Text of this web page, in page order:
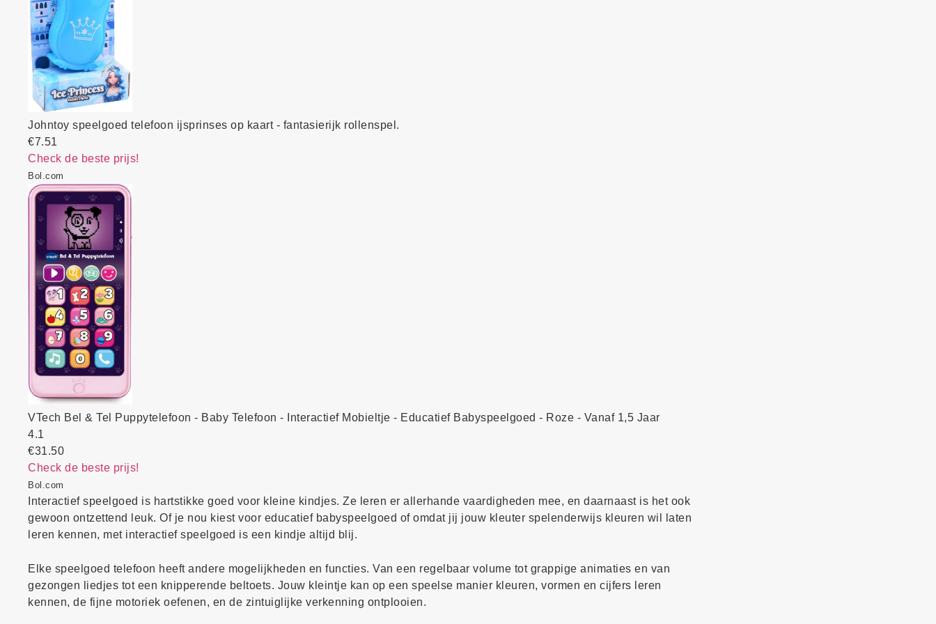
Johntoy speelgoed telefoon ijsprinses op kaart - fantasierijk rollenspel.
€7.51
Check de beste prijs!
Bol.com
VTech Bel & Tel Puppytelefoon - Baby Telefoon - Interactief Mobieltje - Educatief Babyspeelgoed - Roze - Vanaf 1,5 Jaar
4.1
€31.50
Check de beste prijs!
Bol.com
Interactief speelgoed is hartstikke goed voor kleine kindjes. Ze leren er allerhande vaardigheden mee, en daarnaast is het ook
gewoon ontzettend leuk. Of je nou kiest voor educatief babyspeelgoed of omdat jij jouw kleuter spelenderwijs kleuren wil laten
leren kennen, met interactief speelgoed is een kindje altijd blij.
Elke speelgoed telefoon heeft andere mogelijkheden en functies. Van een regelbaar volume tot grappige animaties en van
gezongen liedjes tot een knipperende beltoets. Jouw kleintje kan op een speelse manier kleuren, vormen en cijfers leren
kennen, de fijne motoriek oefenen, en de zintuiglijke verkenning ontplooien.